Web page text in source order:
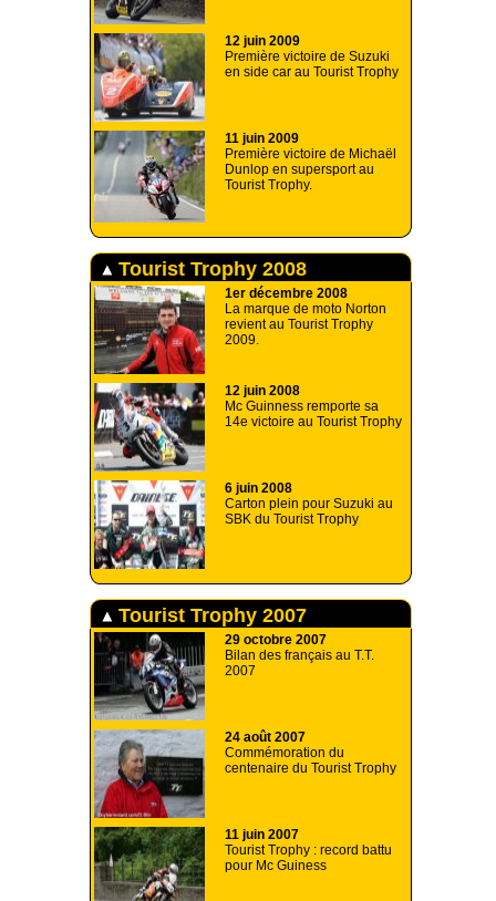
12 juin 2009
Première victoire de Suzuki
en side car au Tourist Trophy
11 juin 2009
Première victoire de Michaël
Dunlop en supersport au
Tourist Trophy.
Tourist Trophy 2008
1er décembre 2008
La marque de moto Norton
revient au Tourist Trophy
2009.
12 juin 2008
Mc Guinness remporte sa
14e victoire au Tourist Trophy
6 juin 2008
Carton plein pour Suzuki au
SBK du Tourist Trophy
Tourist Trophy 2007
29 octobre 2007
Bilan des français au T.T.
2007
24 août 2007
Commémoration du
centenaire du Tourist Trophy
11 juin 2007
Tourist Trophy : record battu
pour Mc Guiness